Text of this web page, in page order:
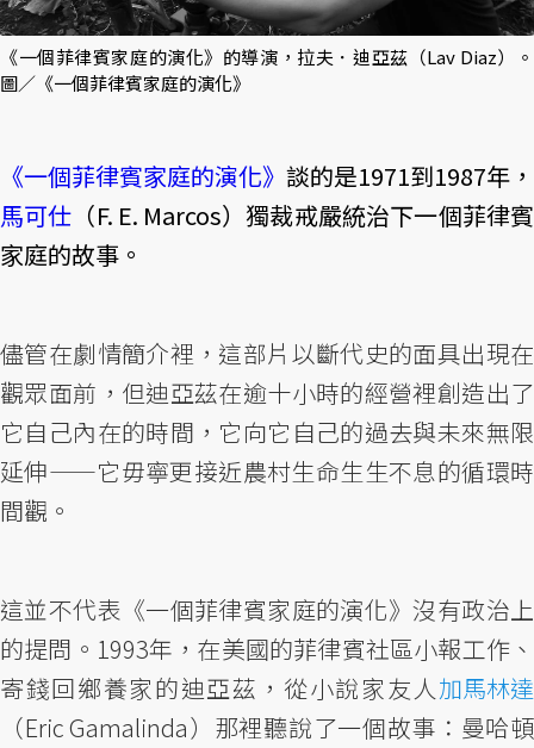
《一個菲律賓家庭的演化》的導演，拉夫．迪亞茲（Lav Diaz）。
圖／《一個菲律賓家庭的演化》
《一個菲律賓家庭的演化》 談的是1971到1987年，
馬可仕 （F. E. Marcos）獨裁戒嚴統治下一個菲律賓
家庭的故事。
儘管在劇情簡介裡，這部片以斷代史的面具出現在
觀眾面前，但迪亞茲在逾十小時的經營裡創造出了
它自己內在的時間，它向它自己的過去與未來無限
延伸——它毋寧更接近農村生命生生不息的循環時
間觀。
這並不代表《一個菲律賓家庭的演化》沒有政治上
的提問。1993年，在美國的菲律賓社區小報工作、
寄錢回鄉養家的迪亞茲，從小說家友人加馬林達
（Eric Gamalinda）那裡聽說了一個故事：曼哈頓